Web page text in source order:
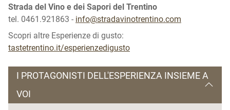
Strada del Vino e dei Sapori del Trentino
tel. 0461.921863 - info@stradavinotrentino.com
Scopri altre Esperienze di gusto:
tastetrentino.it/esperienzedigusto
I PROTAGONISTI DELL'ESPERIENZA INSIEME A
VOI